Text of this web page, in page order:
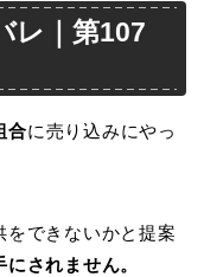
レ｜第107
合に売り込みにやっ
できないかと提案
されません。